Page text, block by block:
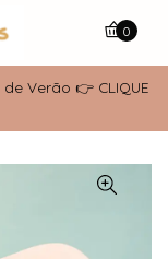
Verão 👉 CLIQUE
0